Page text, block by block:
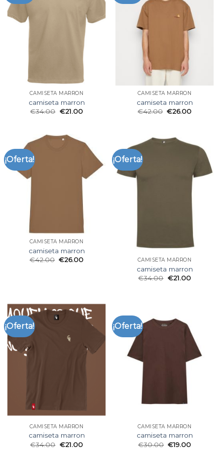
CAMISETA MARRON
camiseta marron
€34.00 €21.00
CAMISETA MARRON
camiseta marron
€42.00 €26.00
¡Oferta!
CAMISETA MARRON
camiseta marron
€42.00 €26.00
¡Oferta!
CAMISETA MARRON
camiseta marron
€34.00 €21.00
¡Oferta!
CAMISETA MARRON
camiseta marron
€34.00 €21.00
¡Oferta!
CAMISETA MARRON
camiseta marron
€30.00 €19.00